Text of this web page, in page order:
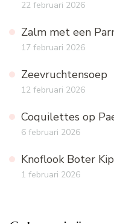
22 februari 2026
Zalm met een
17 februari 2026
Zeevruchtensoep
12 februari 2026
Coquilettes op
6 februari 2026
Knoflook Boter
1 februari 2026